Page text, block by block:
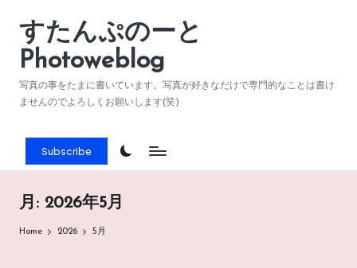
content
すたんぷのーと
Photoweblog
写真の事をたまに書いています。写真が好きなだけで専門的なことは書け
ませんのでよろしくお願いします(笑)
Subscribe
月: 2026年5月
Home 2026 5月